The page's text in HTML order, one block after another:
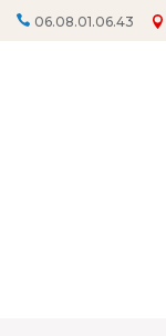
06.08.01.06.43